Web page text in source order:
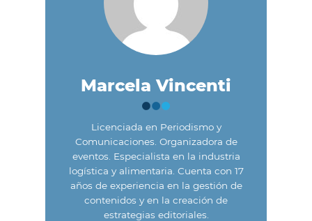
Marcela Vincenti
Licenciada en Periodismo y
Comunicaciones. Organizadora de
eventos. Especialista en la industria
logística y alimentaria. Cuenta con 17
años de experiencia en la gestión de
contenidos y en la creación de
estrategias editoriales.